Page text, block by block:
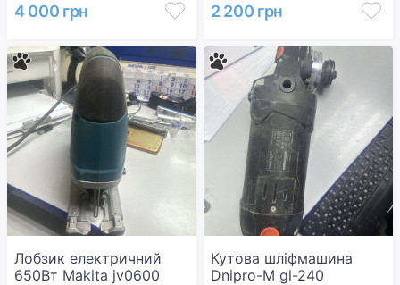
4 000 грн 2 200 грн
Лобзик електричний
650Вт Makita jv0600
Кутова шліфмашина
Dnipro-M gl-240